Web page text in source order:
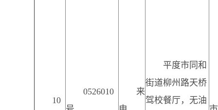
10
0526010
来
平度市同和
街道柳州路天桥
驾校餐厅，无油